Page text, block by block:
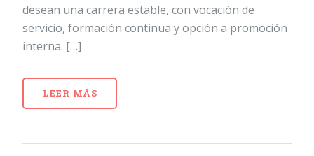
desean una carrera estable, con vocación de
servicio, formación continua y opción a promoción
interna. […]
LEER MÁS